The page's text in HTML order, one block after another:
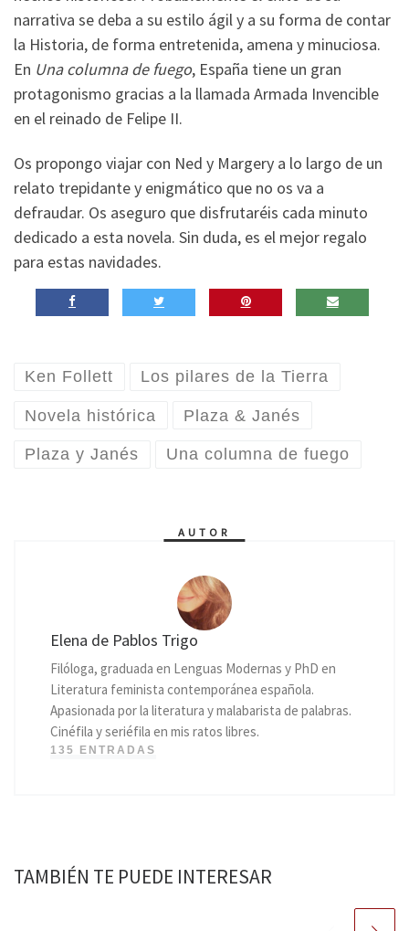
narrativa se deba a su estilo ágil y a su forma de contar
la Historia, de forma entretenida, amena y minuciosa.
En Una columna de fuego, España tiene un gran
protagonismo gracias a la llamada Armada Invencible
en el reinado de Felipe II.
Os propongo viajar con Ned y Margery a lo largo de un
relato trepidante y enigmático que no os va a
defraudar. Os aseguro que disfrutaréis cada minuto
dedicado a esta novela. Sin duda, es el mejor regalo
para estas navidades.
Ken Follett Los pilares de la Tierra
Novela histórica Plaza & Janés
Plaza y Janés Una columna de fuego
AUTOR
Elena de Pablos Trigo
Filóloga, graduada en Lenguas Modernas y PhD en
Literatura feminista contemporánea española.
Apasionada por la literatura y malabarista de palabras.
Cinéfila y seriéfila en mis ratos libres.
135 ENTRADAS
TAMBIÉN TE PUEDE INTERESAR